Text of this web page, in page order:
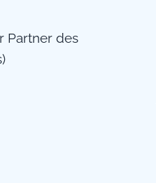
Partner des